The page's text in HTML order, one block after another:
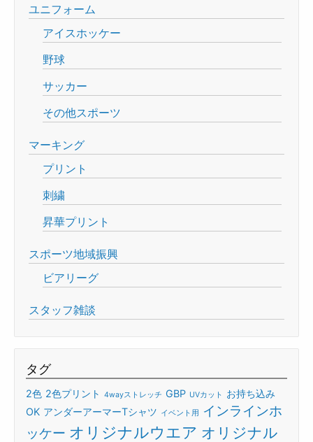
ユニフォーム
アイスホッケー
野球
サッカー
その他スポーツ
マーキング
プリント
刺繍
昇華プリント
スポーツ地域振興
ビアリーグ
スタッフ雑談
タグ
2色 2色プリント 4wayストレッチ GBP UVカット
お持ち込み
OK アンダーアーマーTシャツ イベント用
インラインホ
ッケー オリジナルウエア オリジナル